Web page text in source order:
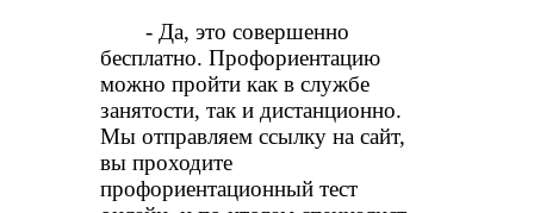
- Да, это совершенно
бесплатно. Профориентацию
можно пройти как в службе
занятости, так и дистанционно.
Мы отправляем ссылку на сайт,
вы проходите
профориентационный тест